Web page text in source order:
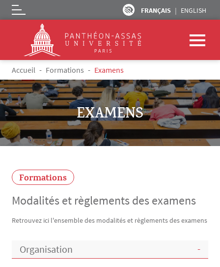
Aller au contenu principal
FRANÇAIS ENGLISH
Logo
Fil d'Ariane
Accueil Formations Examens
EXAMENS
Formations
Modalités et règlements des examens
Texte
Retrouvez ici l'ensemble des modalités et règlements des examens
Organisation